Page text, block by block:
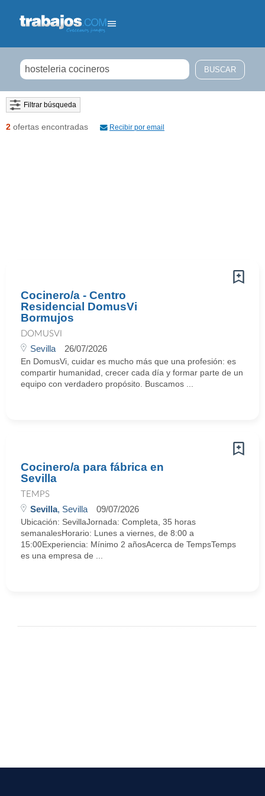
Filtrar búsqueda
2 ofertas encontradas Recibir por email
Cocinero/a - Centro
Residencial DomusVi
Bormujos
DOMUSVI
Sevilla 26/07/2026
En DomusVi, cuidar es mucho más que una profesión: es
compartir humanidad, crecer cada día y formar parte de un
equipo con verdadero propósito. Buscamos ...
Cocinero/a para fábrica en
Sevilla
TEMPS
Sevilla, Sevilla 09/07/2026
Ubicación: SevillaJornada: Completa, 35 horas
semanalesHorario: Lunes a viernes, de 8:00 a
15:00Experiencia: Mínimo 2 añosAcerca de TempsTemps
es una empresa de ...